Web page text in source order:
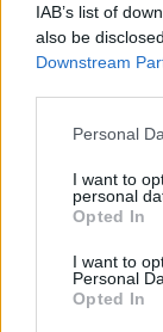
IAB’s list of
also be
Downstream
Please note
not limited to
grant or deny
use your data
consent section.
Personal
I want to
personal
Opted In
I want to
Personal
Opted In
Οίκο.
Μπάιντεν:
του λαού
Ο
Μπάιντεν
μετά την